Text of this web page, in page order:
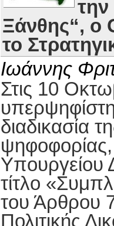
Ξάνθης“, ο
το
Ιωάννης
Στις 10
διαδικασία
Υπουργείου
τίτλο
του Άρθρου
Πολιτικής